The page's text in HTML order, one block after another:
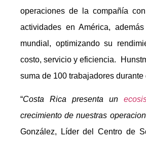
operaciones de la compañía
actividades en América,
mundial, optimizando su
costo, servicio y eficiencia.
suma de 100 trabajadores durante
“Costa Rica presenta un
crecimiento de nuestras
González, Líder del Centro de